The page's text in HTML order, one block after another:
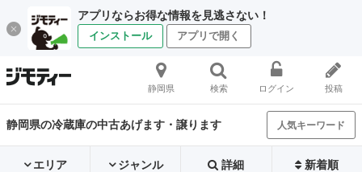
アプリならお得な情報を見逃さない！
インストール アプリで開く
静岡県 検索 ログイン 投稿
静岡県の冷蔵庫の中古あげます・譲ります 人気キーワード
エリア ジャンル 詳細 新着順